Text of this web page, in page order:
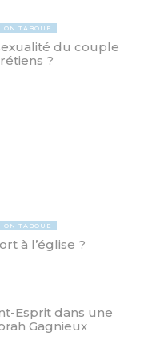
TABOUE
du couple
?
TABOUE
à l’église ?
Esprit dans une
Gagnieux